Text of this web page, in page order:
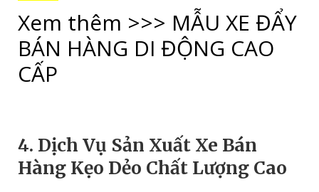
Xem thêm >>> MẪU XE ĐẨY
BÁN HÀNG DI ĐỘNG CAO
CẤP
4. Dịch Vụ Sản Xuất Xe Bán
Hàng Kẹo Dẻo Chất Lượng Cao